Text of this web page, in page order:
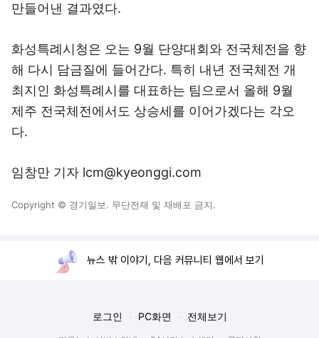
만들어낸 결과였다.
화성특례시청은 오는 9월 단양대회와 전국체전을 향
해 다시 담금질에 들어간다. 특히 내년 전국체전 개
최지인 화성특례시를 대표하는 팀으로서 올해 9월
제주 전국체전에서도 상승세를 이어가겠다는 각오
다.
임창만 기자 lcm@kyeonggi.com
Copyright © 경기일보. 무단전재 및 재배포 금지.
뉴스 밖 이야기, 다음 커뮤니티 웹에서 보기
로그인 PC화면 전체보기